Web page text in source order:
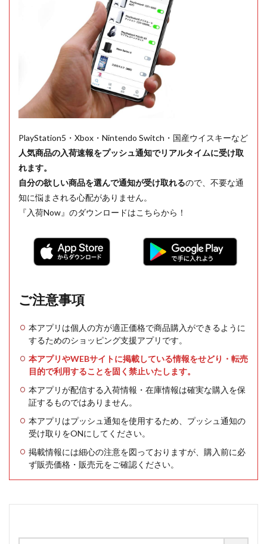
PlayStation5・Xbox・Nintendo Switch・国産ウイスキーなど
人気商品の入荷速報をプッシュ通知でリアルタイムに受け取
れます。
自分の欲しい商品を選んで通知が受け取れるので、不要な通
知に悩まされる心配がありません。
『入荷Now』のダウンロードはこちらから！
ご注意事項
本アプリは個人の方が適正価格で商品購入ができるように
するためのショッピング支援アプリです。
本アプリやWEBサイトに掲載している情報をせどり・転売
目的で利用することを固く禁止いたします。
本アプリが配信する入荷情報・在庫情報は確実な購入を保
証するものではありません。
本アプリはプッシュ通知を使用するため、プッシュ通知の
受け取りをONにしてください。
掲載情報には細心の注意を図っておりますが、購入前に必
ず販売価格・販売元をご確認ください。